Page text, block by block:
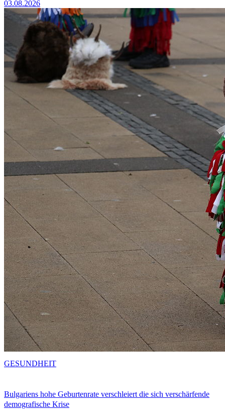
03.08.2026
Bulgariens hohe Geburtenrate verschleiert die sich verschärfende
demografische Krise
GESUNDHEIT